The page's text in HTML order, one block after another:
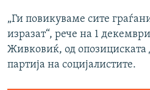
„Ги повикуваме сите
изразат“, рече на 1
Живковиќ, од опозициската
партија на социјалистите.